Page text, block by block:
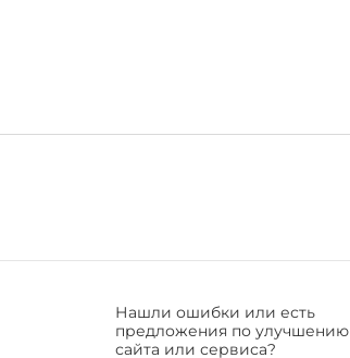
Нашли ошибки или есть
предложения по улучшению
сайта или сервиса?